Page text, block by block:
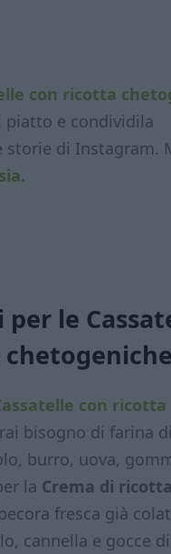
con ricotta
piatto e condividila
storie di Instagram.
le
con ricotta
bisogno di farina di
burro, uova,
la Crema di ricotta
fresca già
cannella e gocce di